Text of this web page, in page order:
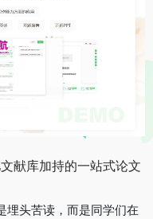
献库加持的一站式论文
埋头苦读，而是同学们在